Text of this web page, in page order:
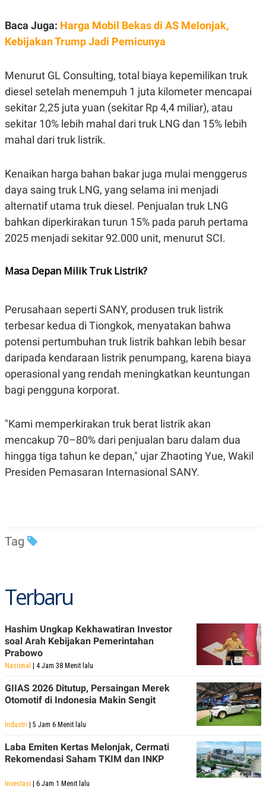
.
D
SITEMAPPROFILETERM
OF
USE
PEDOMAN
PEMBERITAAN
SIBER
Baca Juga: Harga Mobil Bekas di AS Melonjak,
Kebijakan Trump Jadi Pemicunya
Menurut GL Consulting, total biaya kepemilikan truk
diesel setelah menempuh 1 juta kilometer mencapai
sekitar 2,25 juta yuan (sekitar Rp 4,4 miliar), atau
sekitar 10% lebih mahal dari truk LNG dan 15% lebih
mahal dari truk listrik.
Kenaikan harga bahan bakar juga mulai menggerus
daya saing truk LNG, yang selama ini menjadi
alternatif utama truk diesel. Penjualan truk LNG
bahkan diperkirakan turun 15% pada paruh pertama
2025 menjadi sekitar 92.000 unit, menurut SCI.
Masa Depan Milik Truk Listrik?
Perusahaan seperti SANY, produsen truk listrik
terbesar kedua di Tiongkok, menyatakan bahwa
potensi pertumbuhan truk listrik bahkan lebih besar
daripada kendaraan listrik penumpang, karena biaya
operasional yang rendah meningkatkan keuntungan
bagi pengguna korporat.
"Kami memperkirakan truk berat listrik akan
mencakup 70–80% dari penjualan baru dalam dua
hingga tiga tahun ke depan," ujar Zhaoting Yue, Wakil
Presiden Pemasaran Internasional SANY.
Tag
Terbaru
Hashim Ungkap Kekhawatiran Investor
soal Arah Kebijakan Pemerintahan
Prabowo
Nasional | 4 Jam 38 Menit lalu
GIIAS 2026 Ditutup, Persaingan Merek
Otomotif di Indonesia Makin Sengit
Industri | 5 Jam 6 Menit lalu
Laba Emiten Kertas Melonjak, Cermati
Rekomendasi Saham TKIM dan INKP
Investasi | 6 Jam 1 Menit lalu